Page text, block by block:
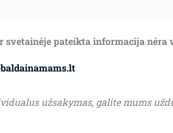
pateikta informacija nėra
užsakymas, galite mums